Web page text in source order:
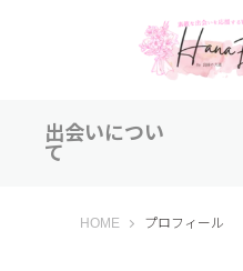
出会いについ
て
HOME はなえみ
プロフィール